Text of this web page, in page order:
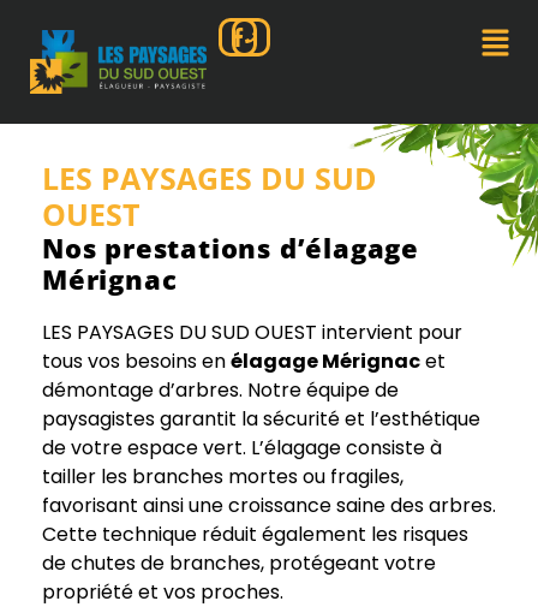
LES PAYSAGES DU SUD
OUEST
Nos prestations d’élagage
Mérignac
LES PAYSAGES DU SUD OUEST intervient pour
tous vos besoins enélagage Mérignacet
démontage d’arbres. Notre équipe de
paysagistes garantit la sécurité et l’esthétique
de votre espace vert. L’élagage consiste à
tailler les branches mortes ou fragiles,
favorisant ainsi une croissance saine des arbres.
Cette technique réduit également les risques
de chutes de branches, protégeant votre
propriété et vos proches.